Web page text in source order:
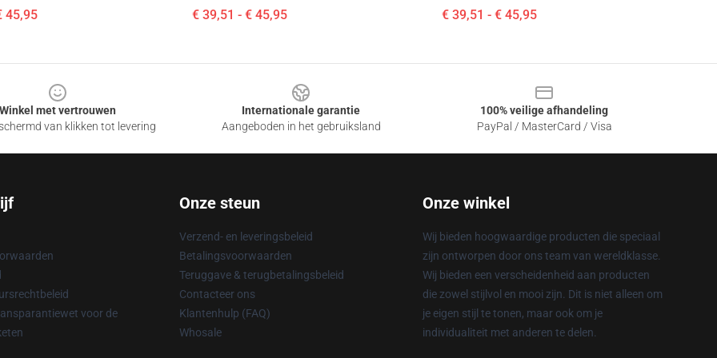
45,95 € 39,51 - € 45,95 € 39,51 - € 45,95
Winkel met vertrouwen
van klikken tot levering
Internationale garantie
Aangeboden in het gebruiksland
100% veilige afhandeling
PayPal / MasterCard / Visa
voor de
Onze steun
Verzend- en leveringsbeleid
Betalingsvoorwaarden
Teruggave & terugbetalingsbeleid
Contacteer ons
Klantenhulp (FAQ)
Whosale
Onze winkel
Wij bieden hoogwaardige producten die speciaal
zijn ontworpen door ons team van wereldklasse.
Wij bieden een verscheidenheid aan producten
die zowel stijlvol en mooi zijn. Dit is niet alleen om
je eigen stijl te tonen, maar ook om je
individualiteit met anderen te delen.